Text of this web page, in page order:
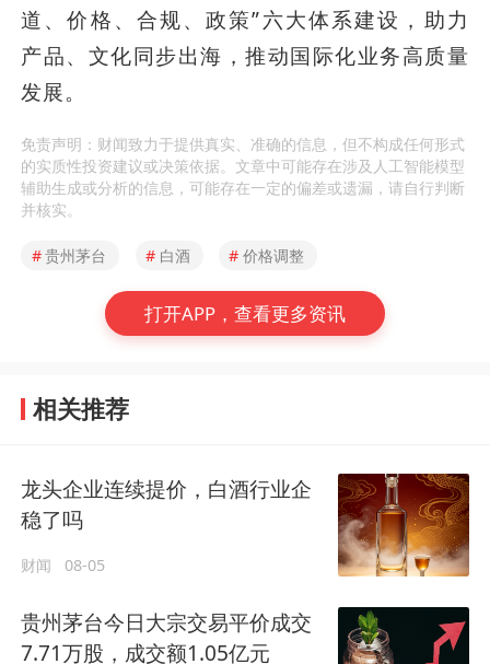
道、价格、合规、政策”六大体系建设，助力
产品、文化同步出海，推动国际化业务高质量
发展。
免责声明：财闻致力于提供真实、准确的信息，但不构成任何形式
的实质性投资建议或决策依据。文章中可能存在涉及人工智能模型
辅助生成或分析的信息，可能存在一定的偏差或遗漏，请自行判断
并核实。
#贵州茅台 # 白酒 # 价格调整
打开APP，查看更多资讯
相关推荐
龙头企业连续提价，白酒行业企
稳了吗
财闻 08-05
贵州茅台今日大宗交易平价成交
7.71万股，成交额1.05亿元